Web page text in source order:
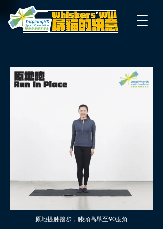
原地提膝踏步，膝頭高舉至90度角